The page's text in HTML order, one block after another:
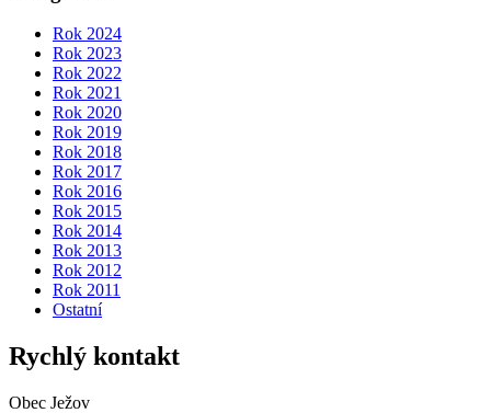
Rok 2024
Rok 2023
Rok 2022
Rok 2021
Rok 2020
Rok 2019
Rok 2018
Rok 2017
Rok 2016
Rok 2015
Rok 2014
Rok 2013
Rok 2012
Rok 2011
Ostatní
Rychlý kontakt
Obec Ježov